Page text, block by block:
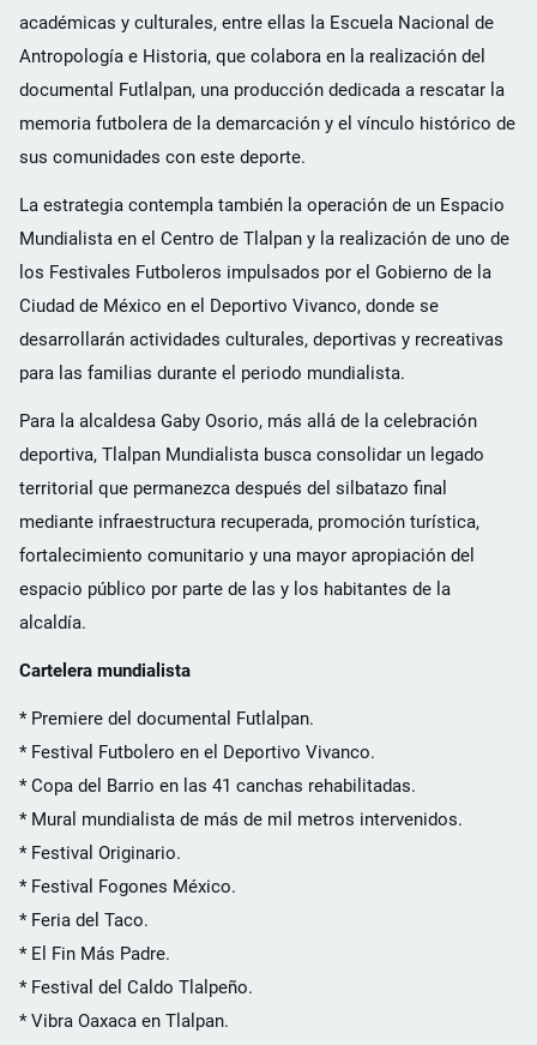
académicas y culturales, entre ellas la Escuela Nacional de
Antropología e Historia, que colabora en la realización del
documental Futlalpan, una producción dedicada a rescatar la
memoria futbolera de la demarcación y el vínculo histórico de
sus comunidades con este deporte.
La estrategia contempla también la operación de un Espacio
Mundialista en el Centro de Tlalpan y la realización de uno de
los Festivales Futboleros impulsados por el Gobierno de la
Ciudad de México en el Deportivo Vivanco, donde se
desarrollarán actividades culturales, deportivas y recreativas
para las familias durante el periodo mundialista.
Para la alcaldesa Gaby Osorio, más allá de la celebración
deportiva, Tlalpan Mundialista busca consolidar un legado
territorial que permanezca después del silbatazo final
mediante infraestructura recuperada, promoción turística,
fortalecimiento comunitario y una mayor apropiación del
espacio público por parte de las y los habitantes de la
alcaldía.
Cartelera mundialista
* Premiere del documental Futlalpan.
* Festival Futbolero en el Deportivo Vivanco.
* Copa del Barrio en las 41 canchas rehabilitadas.
* Mural mundialista de más de mil metros intervenidos.
* Festival Originario.
* Festival Fogones México.
* Feria del Taco.
* El Fin Más Padre.
* Festival del Caldo Tlalpeño.
* Vibra Oaxaca en Tlalpan.